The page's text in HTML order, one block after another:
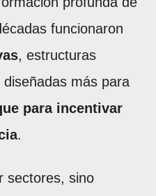
funcionaron
, estructuras
más para
para incentivar
.
sectores, sino